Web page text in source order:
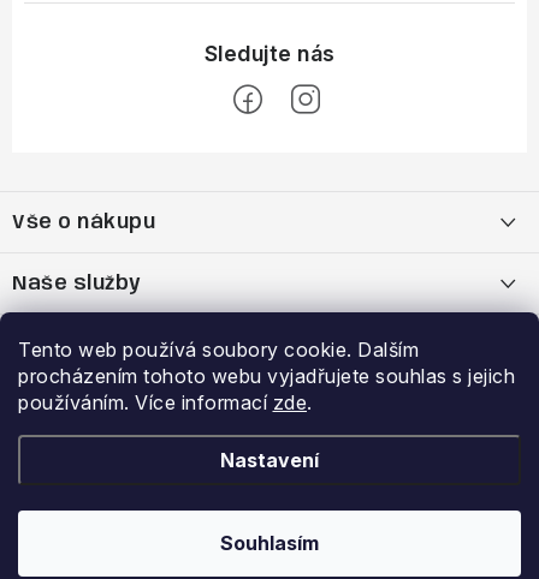
Tento web používá soubory cookie. Dalším
procházením tohoto webu vyjadřujete souhlas s jejich
používáním. Více informací zde.
Nastavení
Souhlasím
p
t
Vše o nákupu
Reklamační řád
Podmínky ochrany osobních údajů
Naše služby
Bootfitting - tvarování lyžařských bot
Analýza chodidla Currex
Výhody a slevy
Garance nejnižší ceny
Přihlášení
Beldasport.cz. Všechna práva vyhrazena.